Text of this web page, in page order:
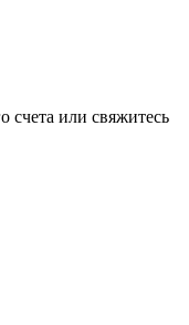
счета или свяжитесь